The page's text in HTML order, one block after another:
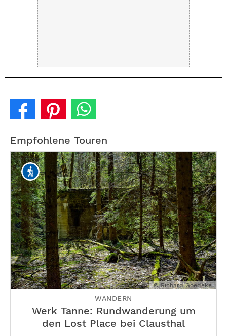
Empfohlene Touren
© Richard Goedeke
WANDERN
Werk Tanne: Rundwanderung um
den Lost Place bei Clausthal